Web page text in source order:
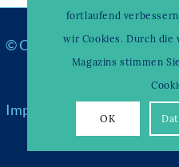
© Copyright –
Impressum
fortlaufend
wir Cookies. Durch
Magazins stimmen
OK